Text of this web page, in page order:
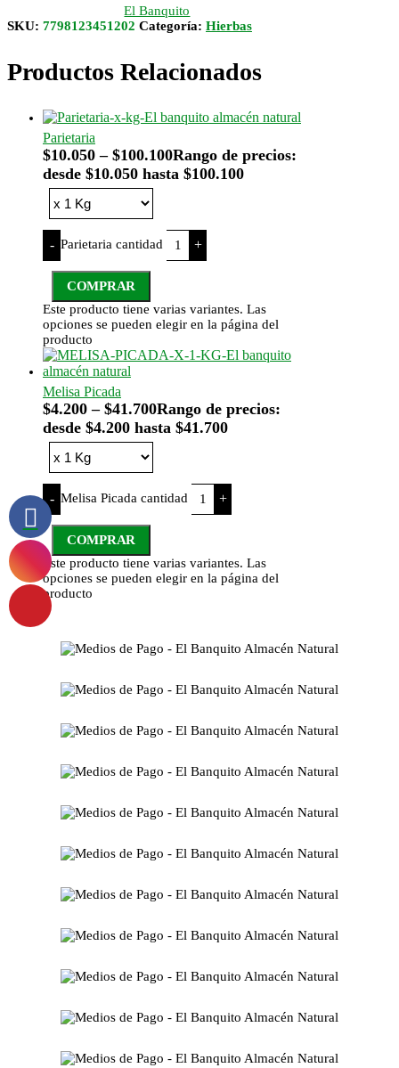
El Banquito
SKU: 7798123451202 Categoría: Hierbas
Productos Relacionados
Parietaria
$10.050 – $100.100Rango de precios:
desde $10.050 hasta $100.100
- Parietaria cantidad +
COMPRAR
Este producto tiene varias variantes. Las
opciones se pueden elegir en la página del
producto
Melisa Picada
$4.200 – $41.700Rango de precios:
desde $4.200 hasta $41.700
- Melisa Picada cantidad +
COMPRAR
Este producto tiene varias variantes. Las
opciones se pueden elegir en la página del
producto